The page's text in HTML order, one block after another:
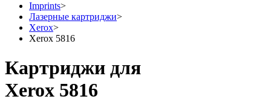
Imprints>
Лазерные картриджи>
Xerox>
Xerox 5816
Картриджи для
Xerox 5816